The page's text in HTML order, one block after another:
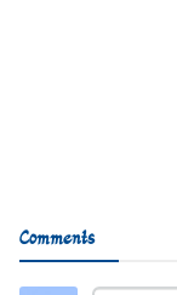
Comments